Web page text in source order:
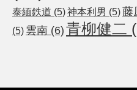
泰緬鉄道 (5)神本利男 (5)藤
(5) 雲南 (6) 青柳健二